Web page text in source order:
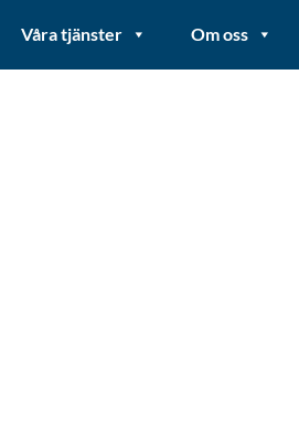
Våra tjänster Om oss